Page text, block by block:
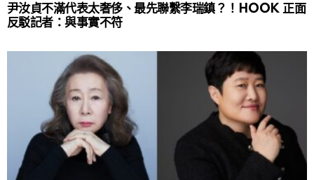
尹汝貞不滿代表太奢侈、最先聯繫李瑞鎮？！HOOK 正面
反駁記者：與事實不符